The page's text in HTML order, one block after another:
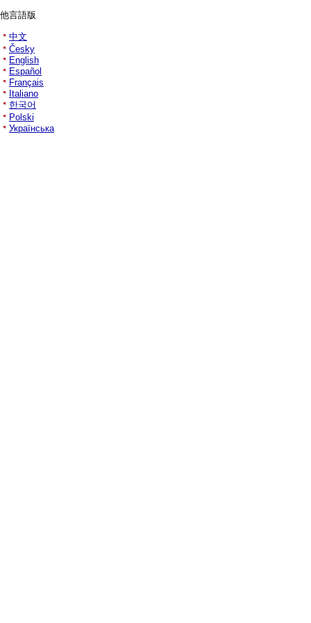
他言語版
中文
Česky
English
Español
Français
Italiano
한국어
Polski
Українська